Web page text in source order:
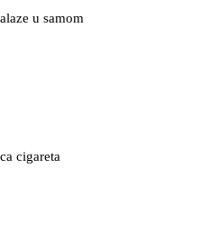
u samom
cigareta